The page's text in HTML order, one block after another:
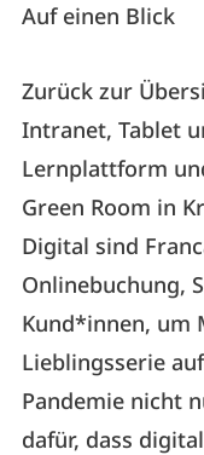
Auf einen Blick
Zurück zur
Intranet, Tablet
Lernplattform
Green Room in
Digital sind
Onlinebuchung,
Kund*innen, um
Lieblingsserie
Pandemie nicht
dafür, dass